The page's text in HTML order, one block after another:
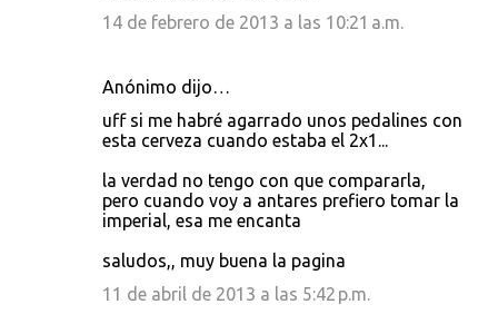
14 de febrero de 2013 a las 10:21 a.m.
Anónimo dijo…
uff si me habré agarrado unos pedalines con
esta cerveza cuando estaba el 2x1...
la verdad no tengo con que compararla,
pero cuando voy a antares prefiero tomar la
imperial, esa me encanta
saludos,, muy buena la pagina
11 de abril de 2013 a las 5:42 p.m.